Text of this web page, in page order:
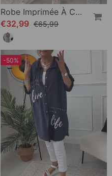
Robe Imprimée À Col Rond Et Manches Courtes
€32,99 €65,99
-50%